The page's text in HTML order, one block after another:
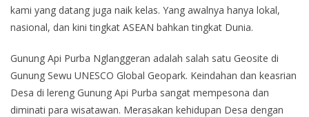
kami yang datang juga naik kelas. Yang awalnya hanya lokal,
nasional, dan kini tingkat ASEAN bahkan tingkat Dunia.
Gunung Api Purba Nglanggeran adalah salah satu Geosite di
Gunung Sewu UNESCO Global Geopark. Keindahan dan keasrian
Desa di lereng Gunung Api Purba sangat mempesona dan
diminati para wisatawan. Merasakan kehidupan Desa dengan